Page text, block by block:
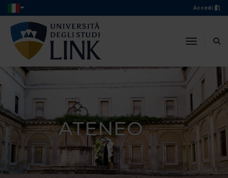
Accedi
toggle
ATENEO